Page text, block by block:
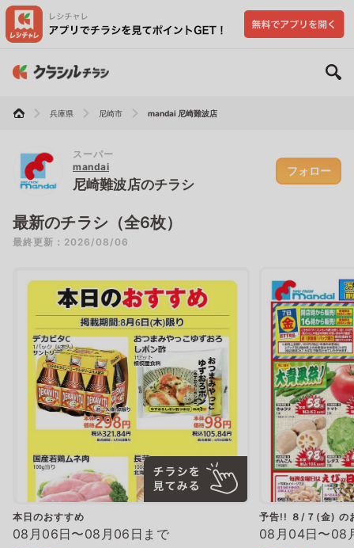
兵庫県 尼崎市 mandai 尼崎難波店
スーパー
mandai
尼崎難波店のチラシ
フォロー
最新のチラシ（全6枚）
最終更新：2026/08/06
本日のおすすめ
08月06日〜08月06日まで
予告!! ８/７(金) の
08月04日〜08